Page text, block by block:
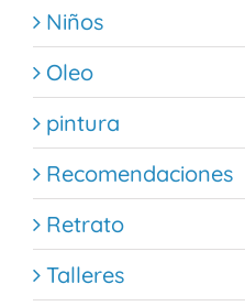
Niños
Oleo
pintura
Recomendaciones
Retrato
Talleres